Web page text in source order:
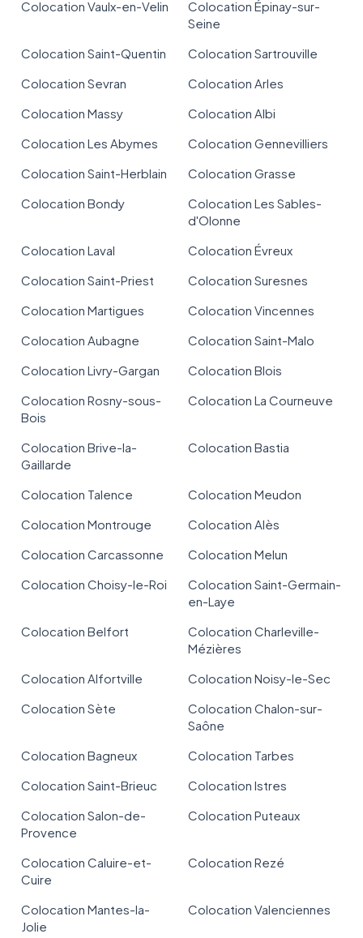
Colocation Vaulx-en-Velin
Colocation Épinay-sur-
Seine
Colocation Saint-Quentin
Colocation Sartrouville
Colocation Sevran
Colocation Arles
Colocation Massy
Colocation Albi
Colocation Les Abymes
Colocation Gennevilliers
Colocation Saint-Herblain
Colocation Grasse
Colocation Bondy
Colocation Les Sables-
d'Olonne
Colocation Laval
Colocation Évreux
Colocation Saint-Priest
Colocation Suresnes
Colocation Martigues
Colocation Vincennes
Colocation Aubagne
Colocation Saint-Malo
Colocation Livry-Gargan
Colocation Blois
Colocation Rosny-sous-
Bois
Colocation La Courneuve
Colocation Brive-la-
Gaillarde
Colocation Bastia
Colocation Talence
Colocation Meudon
Colocation Montrouge
Colocation Alès
Colocation Carcassonne
Colocation Melun
Colocation Choisy-le-Roi
Colocation Saint-Germain-
en-Laye
Colocation Belfort
Colocation Charleville-
Mézières
Colocation Alfortville
Colocation Noisy-le-Sec
Colocation Sète
Colocation Chalon-sur-
Saône
Colocation Bagneux
Colocation Tarbes
Colocation Saint-Brieuc
Colocation Istres
Colocation Salon-de-
Provence
Colocation Puteaux
Colocation Caluire-et-
Cuire
Colocation Rezé
Colocation Mantes-la-
Jolie
Colocation Valenciennes